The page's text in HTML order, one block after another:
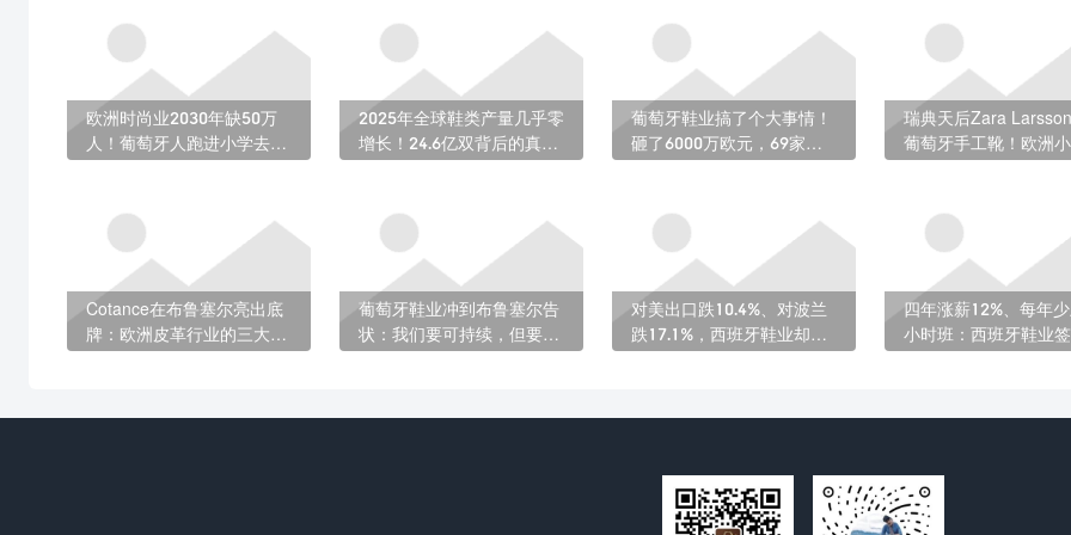
欧洲时尚业2030年缺50万
人！葡萄牙人跑进小学去抢
2025年全球鞋类产量几乎零
增长！24.6亿双背后的真
葡萄牙鞋业搞了个大事情！
砸了6000万欧元，69家机
瑞典天后Zara
葡萄牙手工靴！欧洲
Cotance在布鲁塞尔亮出底
牌：欧洲皮革行业的三大优
葡萄牙鞋业冲到布鲁塞尔告
状：我们要可持续，但要活
对美出口跌10.4%、对波兰
跌17.1%，西班牙鞋业却只
四年涨薪12%、每年
小时班：西班牙鞋业